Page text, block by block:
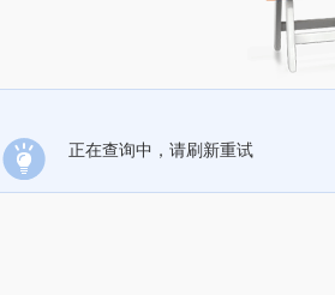
正在查询中，请刷新重试